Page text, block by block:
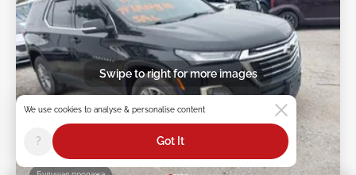
Swipe to right for more images
We use cookies to analyse & personalise content
? Got It